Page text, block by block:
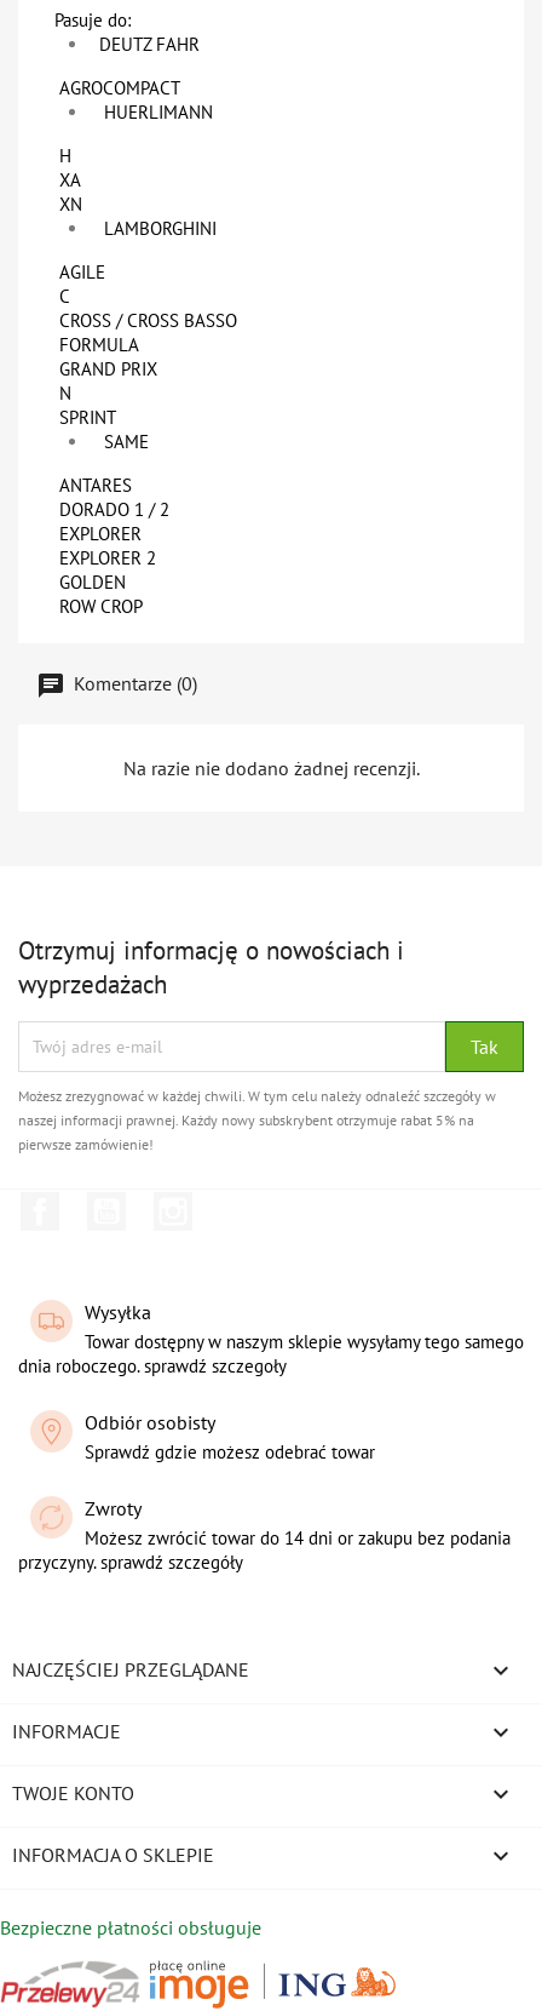
Pasuje do:
DEUTZ FAHR
AGROCOMPACT
HUERLIMANN
H
XA
XN
LAMBORGHINI
AGILE
C
CROSS / CROSS BASSO
FORMULA
GRAND PRIX
N
SPRINT
SAME
ANTARES
DORADO 1 / 2
EXPLORER
EXPLORER 2
GOLDEN
ROW CROP
Komentarze (0)
Na razie nie dodano żadnej recenzji.
Otrzymuj informację o nowościach i
wyprzedażach
Możesz zrezygnować w każdej chwili. W tym celu należy odnaleźć szczegóły w
naszej informacji prawnej. Każdy nowy subskrybent otrzymuje rabat 5% na
pierwsze zamówienie!
Wysyłka
Towar dostępny w naszym sklepie wysyłamy tego samego
dnia roboczego. sprawdź szczegoły
Odbiór osobisty
Sprawdź gdzie możesz odebrać towar
Zwroty
Możesz zwrócić towar do 14 dni or zakupu bez podania
przyczyny. sprawdź szczegóły
NAJCZĘŚCIEJ PRZEGLĄDANE 
INFORMACJE 
TWOJE KONTO 
INFORMACJA O SKLEPIE keyboard_arrow_down
Bezpieczne płatności obsługuje